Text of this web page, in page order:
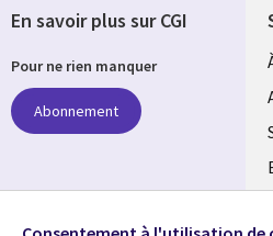
En savoir plus sur CGI
Pour ne rien manquer
Abonnement